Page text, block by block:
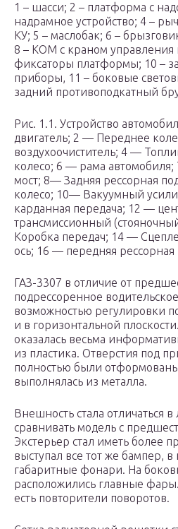
1 – шасси; 2 – платформа с
надрамное устройство; 4 –
КУ; 5 – маслобак; 6 –
8 – КОМ с краном управления
фиксаторы платформы; 10 –
приборы, 11 – боковые
задний противоподкатный
Рис. 1.1. Устройство
двигатель; 2 — Переднее
воздухоочиститель; 4 —
колесо; 6 — рама
мост; 8— Задняя рессорная
колесо; 10— Вакуумный
карданная передача; 12 —
трансмиссионный
Коробка передач; 14 —
ось; 16 — передняя рессорная
ГАЗ-3307 в отличие от
подрессоренное
возможностью регулировки
и в горизонтальной
оказалась весьма
из пластика. Отверстия под
полностью были
выполнялась из металла.
Внешность стала отличаться
сравнивать модель с
Экстерьер стал иметь более
выступал все тот же бампер,
габаритные фонари. На
расположились главные
есть повторители поворотов.